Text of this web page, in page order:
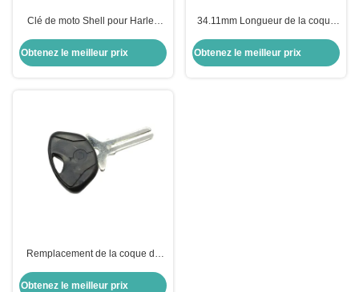
Clé de moto Shell pour Harley
arley moto
Obtenez le meilleur prix
34.11mm Longueur de la coque
Davidson Keyblade Droite Slots
côte double
Obtenez le meilleur prix
Remplacement de la coque du
Moto
Obtenez le meilleur prix